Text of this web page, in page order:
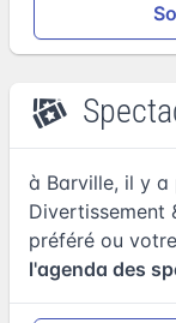
à Barville, il y a
Divertissement
préféré ou
l'agenda des